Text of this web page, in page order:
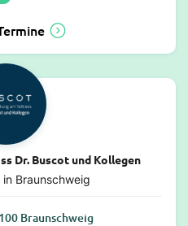
Dr. Buscot und Kollegen
Braunschweig
Braunschweig